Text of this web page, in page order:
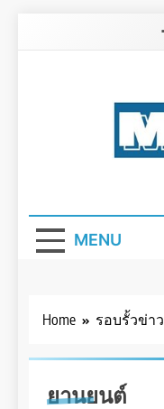
MENU
Home รอบรั้วข่าว
ยานยนต์